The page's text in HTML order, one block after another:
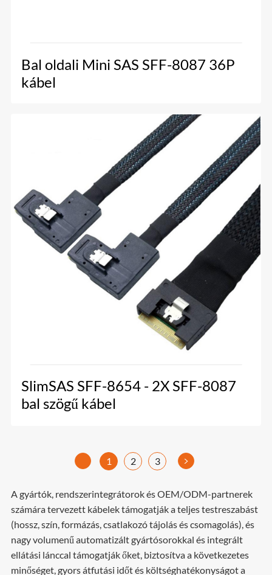
Bal oldali Mini SAS SFF-8087 36P
kábel
SlimSAS SFF-8654 - 2X SFF-8087
bal szögű kábel
1 2 3 >
A gyártók, rendszerintegrátorok és OEM/ODM-partnerek
számára tervezett kábelek támogatják a teljes testreszabást
(hossz, szín, formázás, csatlakozó tájolás és csomagolás), és
nagy volumenű automatizált gyártósorokkal és integrált
ellátási lánccal támogatják őket, biztosítva a következetes
minőséget, gyors átfutási időt és költséghatékonyságot a